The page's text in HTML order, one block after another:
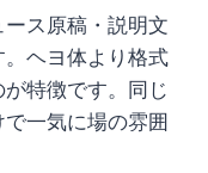
ス原稿・説明文
ヘヨ体より格式
特徴です。同じ
一気に場の雰囲